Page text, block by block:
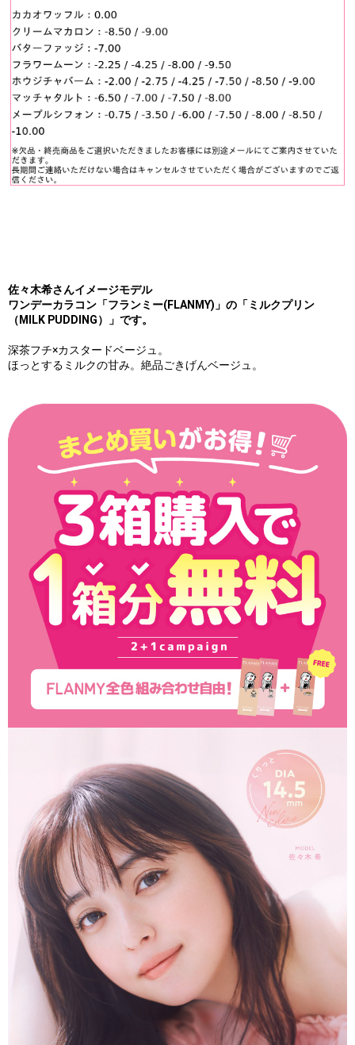
佐々木希さんイメージモデル
ワンデーカラコン「フランミー(FLANMY)」の「ミルクプリン
（MILK PUDDING）」です。
深茶フチ×カスタードベージュ。
ほっとするミルクの甘み。絶品ごきげんベージュ。